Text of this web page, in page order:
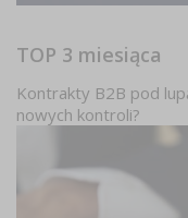
TOP 3 miesiąca
Kontrakty B2B pod
nowych kontroli?